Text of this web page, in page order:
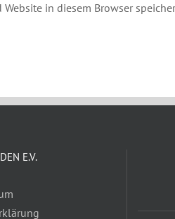
in diesem Browser
E.V.